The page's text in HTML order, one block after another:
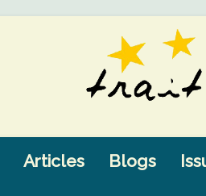
Articles Blogs